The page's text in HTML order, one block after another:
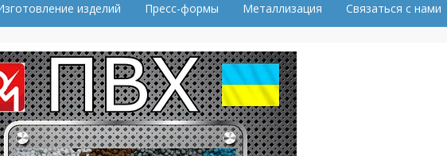
изделий Пресс-формы Металлизация Связаться с нами